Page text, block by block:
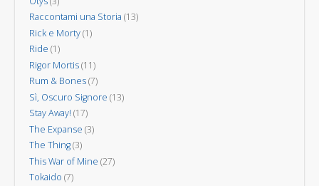
Raccontami una Storia (13)
Rick e Morty(1)
Ride (1)
Rigor Mortis(11)
Rum & Bones(7)
Sì, Oscuro Signore (13)
Stay Away! (17)
The Expanse (3)
The Thing(3)
This War of Mine (27)
Tokaido (7)